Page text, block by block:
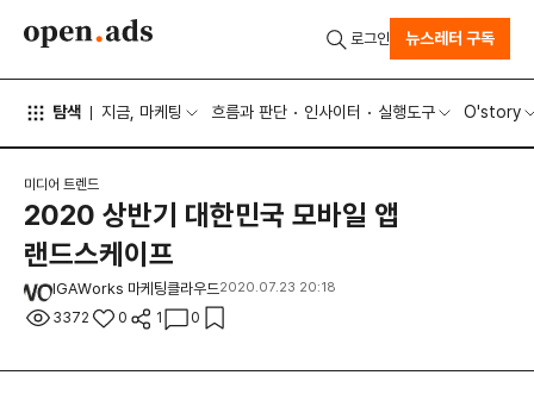
탐색 지금, 마케팅 흐름과 판단 인사이터 실행도구 O'story
로그인 뉴스레터 구독
미디어 트렌드
2020 상반기 대한민국 모바일 앱
랜드스케이프
IGAWorks 마케팅클라우드2020.07.23 20:18
3372 0 1 0